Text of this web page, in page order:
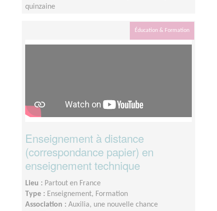
quinzaine
Éducation & Formation
Enseignement à distance
(correspondance papier) en
enseignement technique
Lieu : Partout en France
Type : Enseignement, Formation
Association : Auxilia, une nouvelle chance